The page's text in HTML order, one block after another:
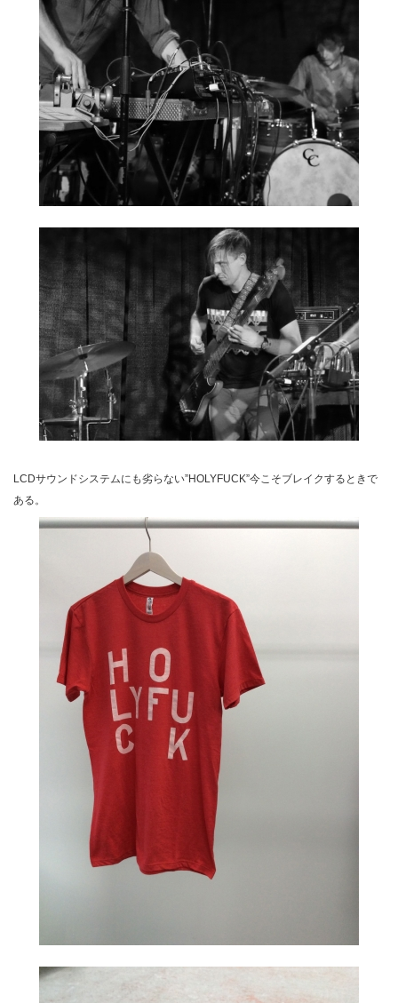
LCDサウンドシステムにも劣らない”HOLYFUCK”今こそブレイクするときで
ある。